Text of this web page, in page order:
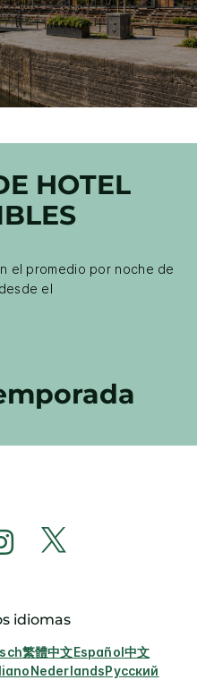
HOTEL
el promedio por noche de
el
idiomas
繁體中文Español中文
NederlandsРусский